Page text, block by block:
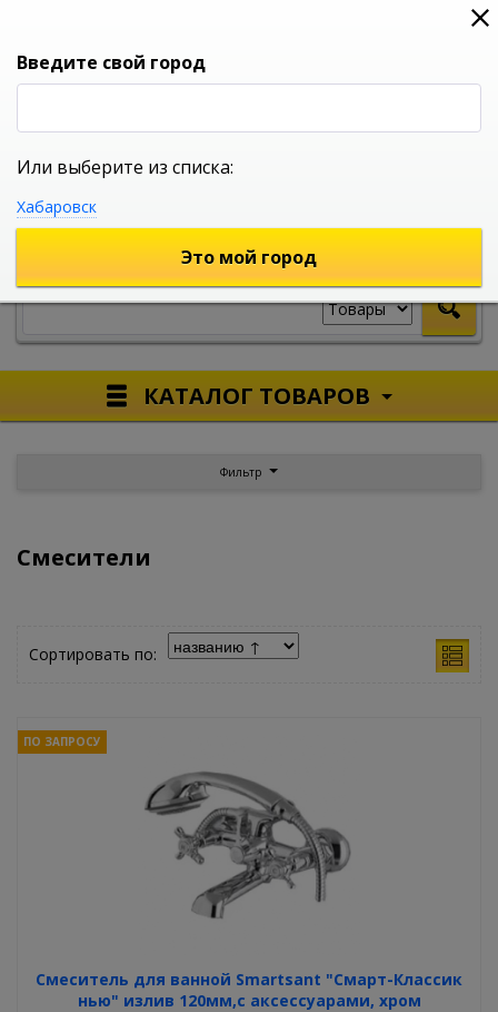
0
УНИВЕРСАЛЬНЫЙ ИНТЕРНЕТ МАГАЗИН
КАТАЛОГ ТОВАРОВ
Фильтр
Смесители
Сортировать по:
Смеситель для ванной Smartsant "Смарт-Классик
нью" излив 120мм,с аксессуарами, хром
ПО ЗАПРОСУ
Введите свой город
Или выберите из списка:
Хабаровск
Это мой город